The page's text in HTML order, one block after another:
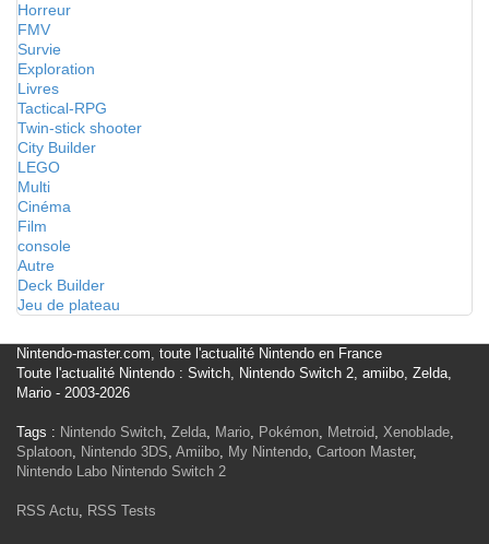
Horreur
FMV
Survie
Exploration
Livres
Tactical-RPG
Twin-stick shooter
City Builder
LEGO
Multi
Cinéma
Film
console
Autre
Deck Builder
Jeu de plateau
Nintendo-master.com, toute l'actualité Nintendo en France
Toute l'actualité Nintendo : Switch, Nintendo Switch 2, amiibo, Zelda,
Mario - 2003-2026
Tags : Nintendo Switch, Zelda, Mario, Pokémon, Metroid, Xenoblade,
Splatoon, Nintendo 3DS, Amiibo, My Nintendo, Cartoon Master,
Nintendo Labo Nintendo Switch 2
RSS Actu, RSS Tests